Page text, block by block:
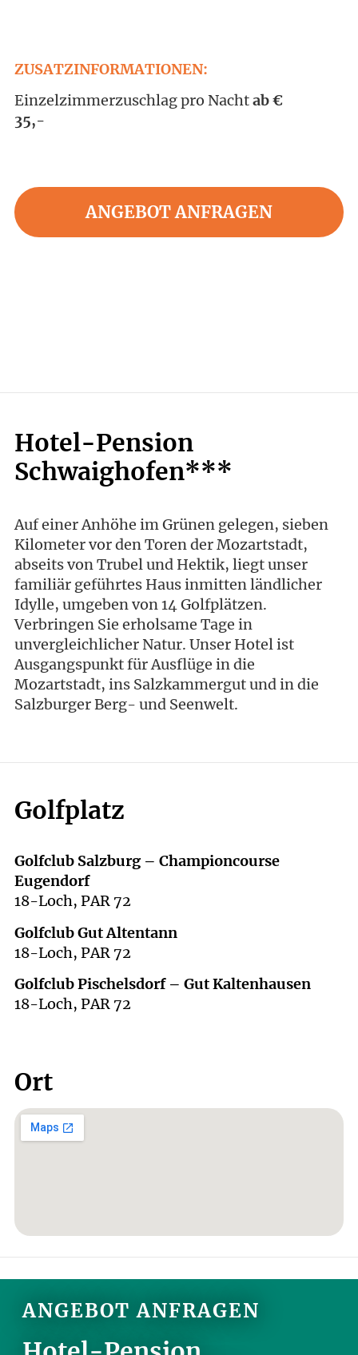
ZUSATZINFORMATIONEN:
Einzelzimmerzuschlag pro Nachtab €
35,-
ANGEBOT ANFRAGEN
Hotel-Pension
Schwaighofen***
Auf einer Anhöhe im Grünen gelegen, sieben
Kilometer vor den Toren der Mozartstadt,
abseits von Trubel und Hektik, liegt unser
familiär geführtes Haus inmitten ländlicher
Idylle, umgeben von 14 Golfplätzen.
Verbringen Sie erholsame Tage in
unvergleichlicher Natur. Unser Hotel ist
Ausgangspunkt für Ausflüge in die
Mozartstadt, ins Salzkammergut und in die
Salzburger Berg- und Seenwelt.
Golfplatz
Golfclub Salzburg – Championcourse
Eugendorf
18-Loch, PAR 72
Golfclub Gut Altentann
18-Loch, PAR 72
Golfclub Pischelsdorf – Gut Kaltenhausen
18-Loch, PAR 72
Ort
ANGEBOT ANFRAGEN